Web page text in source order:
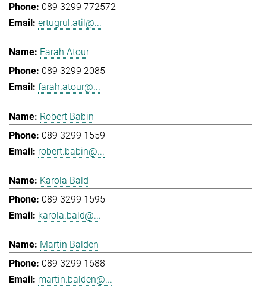
089 3299 772572
ertugrul.atil@...
Farah Atour
089 3299 2085
farah.atour@...
Robert Babin
089 3299 1559
robert.babin@...
Karola Bald
089 3299 1595
karola.bald@...
Martin Balden
089 3299 1688
martin.balden@...